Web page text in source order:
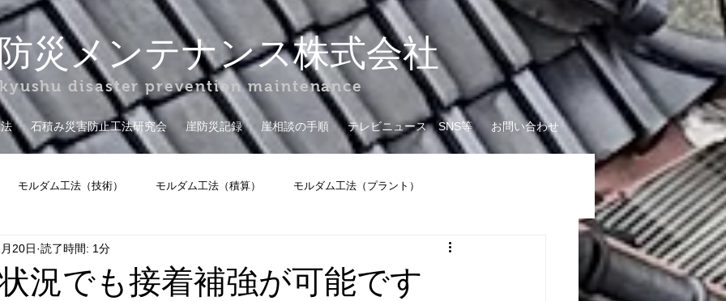
災メンテナンス株式会社
disaster prevention maintenance
石積み災害防止工法研究会 崖防災記録 崖相談の手順 テレビニュース SNS等 お問い合わせ
モルダム工法（技術） モルダム工法（積算） モルダム工法（プラント）
擁壁保証 その他
況でも接着補強が可能です
20日 読了時間: 1分